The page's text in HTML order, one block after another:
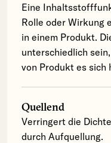
Eine
Rolle oder Wirkung
in einem Produkt.
unterschiedlich
von Produkt es sich
Quellend
Verringert die
durch Aufquellung.